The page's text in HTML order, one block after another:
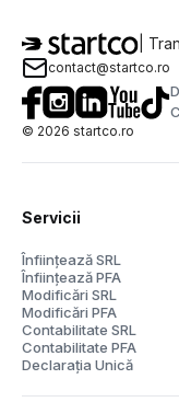
|
contact@startco.ro
© 2026 startco.ro
Servicii
Înființează SRL
Înființează PFA
Modificări SRL
Modificări PFA
Contabilitate SRL
Contabilitate PFA
Declarația Unică